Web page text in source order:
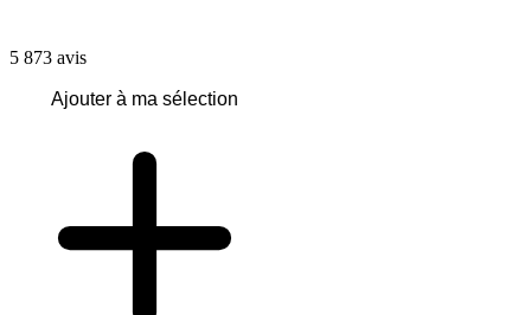
5 873 avis
Ajouter à ma sélection